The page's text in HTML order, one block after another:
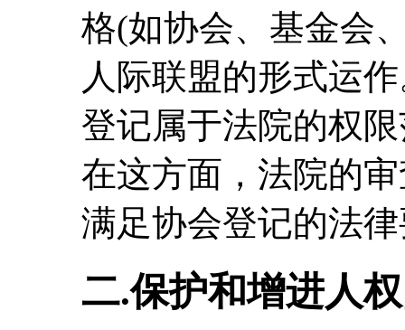
格(如协会、基金会
人际联盟的形式运
登记属于法院的权
在这方面，法院的
满足协会登记的法
二.保护和增进人